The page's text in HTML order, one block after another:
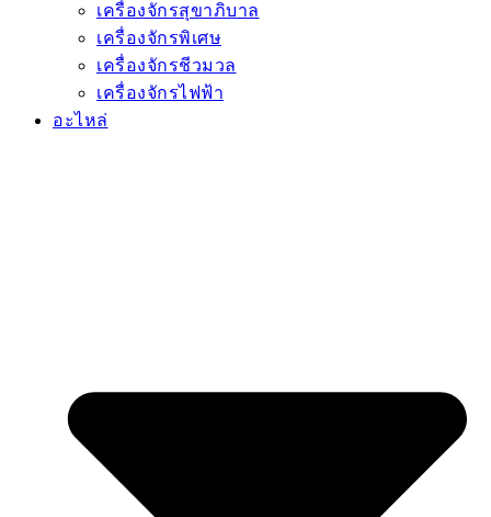
เครื่องจักรสุขาภิบาล
เครื่องจักรพิเศษ
เครื่องจักรชีวมวล
เครื่องจักรไฟฟ้า
อะไหล่